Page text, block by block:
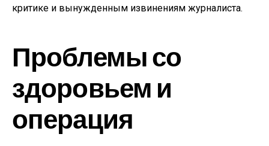
критике и вынужденным извинениям журналиста.
Проблемы со
здоровьем и
операция